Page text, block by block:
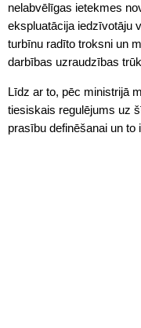
nelabvēlīgas ietekmes
ekspluatācija iedzīvotāju
turbīnu radīto troksni un
darbības uzraudzības
Līdz ar to, pēc ministrijā
tiesiskais regulējums uz
prasību definēšanai un to